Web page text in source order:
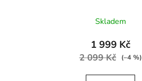
Skladem
1 999 Kč
2 099 Kč (–4 %)